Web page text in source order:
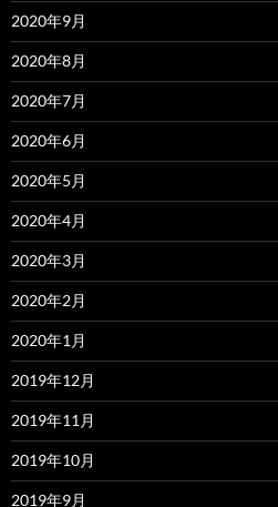
2020年9月
2020年8月
2020年7月
2020年6月
2020年5月
2020年4月
2020年3月
2020年2月
2020年1月
2019年12月
2019年11月
2019年10月
2019年9月